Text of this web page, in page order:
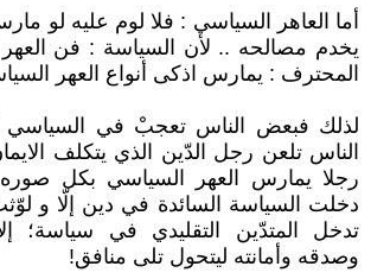
أما العاهر السياسي : فلا لوم عليه لو
يخدم مصالحه .. لأن السياسة : فن
المحترف : يمارس اذكى أنواع العهر
لذلك فبعض الناس تعجبْ في السياسي
الناس تلعن رجل الدّين الذي يتكلف
رجلا يمارس العهر السياسي بكل صوره
دخلت السياسة السائدة في دين إلّا و
تدخل المتدّين التقليدي في سياسة؛
وصدقه وأمانته ليتحول تلى منافق!